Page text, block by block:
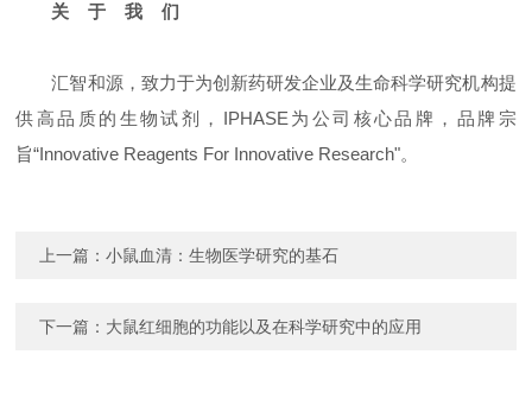
关 于 我 们
汇智和源，致力于为创新药研发企业及生命科学研究机构提
供高品质的生物试剂，IPHASE为公司核心品牌，品牌宗
旨“Innovative Reagents For Innovative Research"。
上一篇：小鼠血清：生物医学研究的基石
下一篇： 大鼠红细胞的功能以及在科学研究中的应用